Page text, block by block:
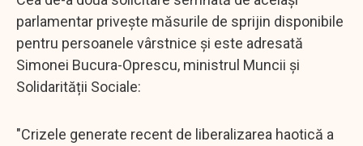
parlamentar priveşte măsurile de sprijin disponibile
pentru persoanele vârstnice şi este adresată
Simonei Bucura-Oprescu, ministrul Muncii și
Solidarității Sociale:
"Crizele generate recent de liberalizarea haotică a